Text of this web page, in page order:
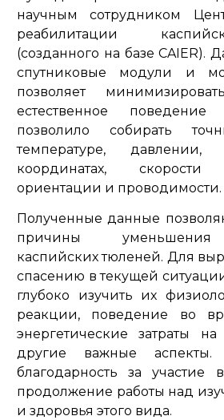
научным сотрудником
реабилитации
(созданного на базе CAIER).
спутниковые модули и
позволяет
естественное
позволило собирать
температуре, давлении,
координатах, скорости
ориентации и проводимости.
Полученные данные
причины уменьшения
каспийских тюленей. Для
спасению в текущей
глубоко изучить их
реакции, поведение во
энергетические затраты
другие важные аспекты.
благодарность за
продолжение работы над
и здоровья этого вида.